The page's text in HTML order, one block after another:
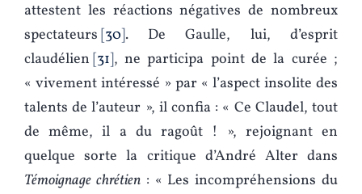
attestent les réactions négatives de nombreux
spectateurs 30 . De Gaulle, lui, d’esprit
claudélien 31 , ne participa point de la curée ;
« vivement intéressé » par « l’aspect insolite des
talents de l’auteur », il confia : « Ce Claudel, tout
de même, il a du ragoût ! », rejoignant en
quelque sorte la critique d’André Alter dans
Témoignage chrétien: « Les incompréhensions du